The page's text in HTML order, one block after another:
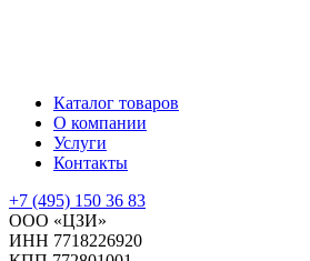
Каталог товаров
О компании
Услуги
Контакты
+7 (495) 150 36 83
ООО «ЦЗИ»
ИНН 7718226920